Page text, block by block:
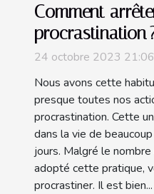
Comment
procrastination
24 octobre 2023 21:06
Nous avons cette
presque toutes nos
procrastination. Cette
dans la vie de
jours. Malgré le nombre
adopté cette pratique,
procrastiner. Il est bien...